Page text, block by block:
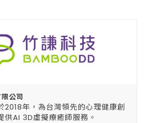
公司
2018年，為台灣領先的心理健康創
供AI 3D虛擬療癒師服務。